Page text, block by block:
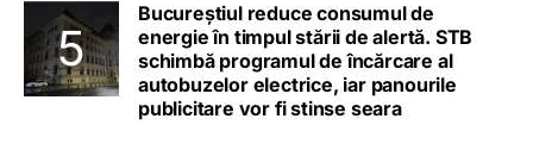
Bucureștiul reduce consumul de
energie în timpul stării de alertă. STB
schimbă programul de încărcare al
autobuzelor electrice, iar panourile
publicitare vor fi stinse seara